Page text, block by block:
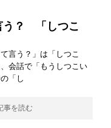
う？ 「しつこ
言う？」は「しつこ
会話で「もうしつこい
「し
事を読む